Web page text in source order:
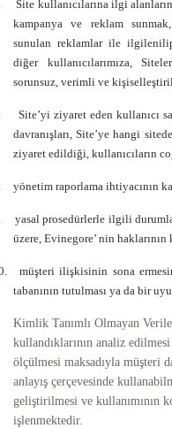
Site kullanıcılarına ilgi
kampanya ve reklam
sunulan reklamlar ile
diğer kullanıcılarımıza,
sorunsuz, verimli ve
Site’yi ziyaret eden kullanıcı
davranışları, Site’ye hangi
ziyaret edildiği, kullanıcıların
yönetim raporlama ihtiyacının
yasal prosedürlerle ilgili
üzere, Evinegore’ nin haklarının
müşteri ilişkisinin sona
tabanının tutulması ya da bir
Kimlik Tanımlı Olmayan
kullandıklarının analiz
ölçülmesi maksadıyla müşteri
anlayış çerçevesinde
geliştirilmesi ve kullanımının
işlenmektedir.